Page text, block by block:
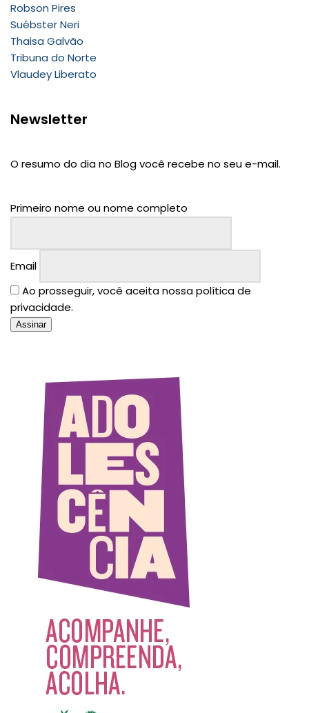
Robson Pires
Suébster Neri
Thaisa Galvão
Tribuna do Norte
Vlaudey Liberato
Newsletter
O resumo do dia no Blog você recebe no seu e-mail.
Primeiro nome ou nome completo
Email
Ao prosseguir, você aceita nossa política de
privacidade.